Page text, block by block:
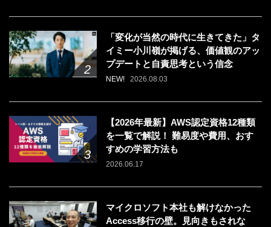
「変化が当然の時代に生きてきた」タ
イミー小川嶺が掲げる、価値観のアッ
プデートと自責思考という信念
NEW! 2026.08.03
【2026年最新】AWS認定資格12種類
を一覧で解説！ 難易度や費用、おす
すめの学習方法も
2026.06.17
マイクロソフト本社も解けなかった
Access移行の壁。見向きもされな